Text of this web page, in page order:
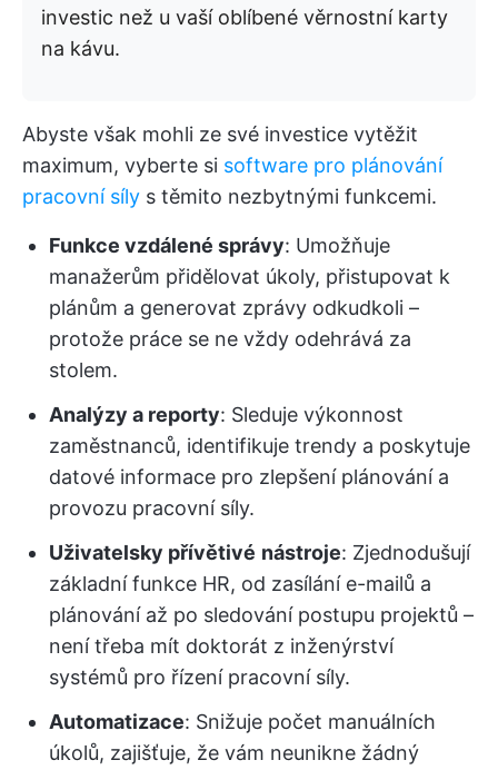
investic než u vaší oblíbené věrnostní karty
na kávu.
Abyste však mohli ze své investice vytěžit
maximum, vyberte si software pro plánování
pracovní síly s těmito nezbytnými funkcemi.
Funkce vzdálené správy: Umožňuje
manažerům přidělovat úkoly, přistupovat k
plánům a generovat zprávy odkudkoli –
protože práce se ne vždy odehrává za
stolem.
Analýzy a reporty: Sleduje výkonnost
zaměstnanců, identifikuje trendy a poskytuje
datové informace pro zlepšení plánování a
provozu pracovní síly.
Uživatelsky přívětivé nástroje: Zjednodušují
základní funkce HR, od zasílání e-mailů a
plánování až po sledování postupu projektů –
není třeba mít doktorát z inženýrství
systémů pro řízení pracovní síly.
Automatizace: Snižuje počet manuálních
úkolů, zajišťuje, že vám neunikne žádný